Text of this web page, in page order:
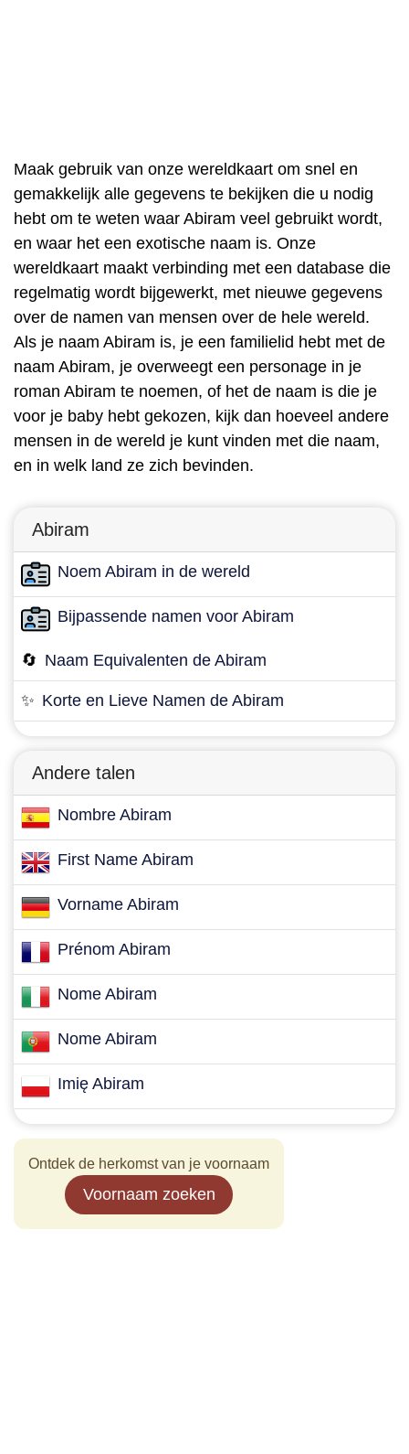
Maak gebruik van onze wereldkaart om snel en
gemakkelijk alle gegevens te bekijken die u nodig
hebt om te weten waar Abiram veel gebruikt wordt,
en waar het een exotische naam is. Onze
wereldkaart maakt verbinding met een database die
regelmatig wordt bijgewerkt, met nieuwe gegevens
over de namen van mensen over de hele wereld.
Als je naam Abiram is, je een familielid hebt met de
naam Abiram, je overweegt een personage in je
roman Abiram te noemen, of het de naam is die je
voor je baby hebt gekozen, kijk dan hoeveel andere
mensen in de wereld je kunt vinden met die naam,
en in welk land ze zich bevinden.
Abiram
Noem Abiram in de wereld
Bijpassende namen voor Abiram
🔄 Naam Equivalenten de Abiram
✨ Korte en Lieve Namen de Abiram
Andere talen
Nombre Abiram
First Name Abiram
Vorname Abiram
Prénom Abiram
Nome Abiram
Nome Abiram
Imię Abiram
Ontdek de herkomst van je voornaam
Voornaam zoeken